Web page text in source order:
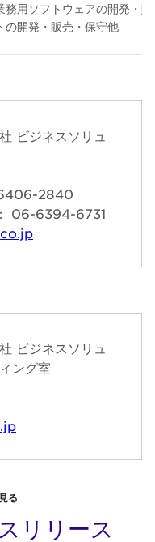
務用ソフトウェアの開発・
の開発・販売・保守他
ビジネスソリュ
6406-2840
06-6394-6731
ビジネスソリュ
ング室
る
リリース